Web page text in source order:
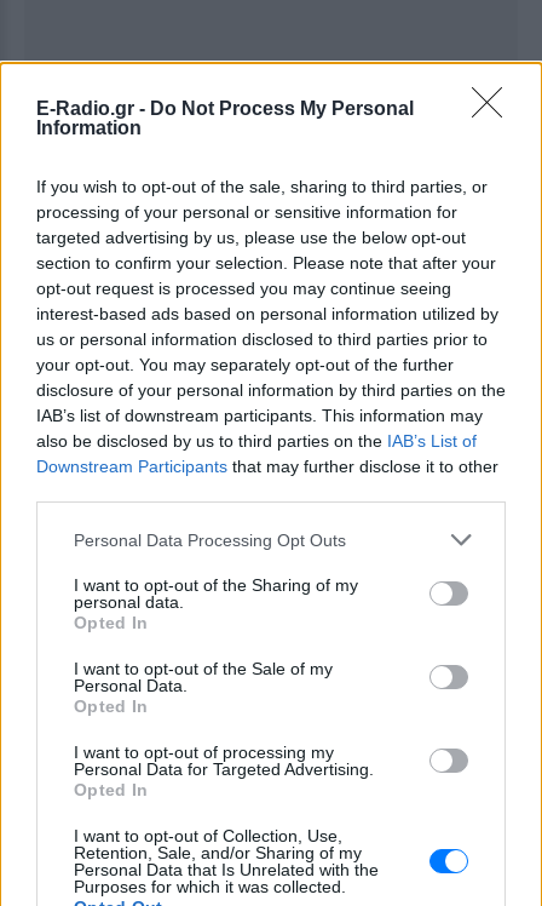
E-Radio.gr - Do Not Process My Personal
Information
If you wish to opt-out of the sale, sharing to third parties, or
processing of your personal or sensitive information for
targeted advertising by us, please use the below opt-out
section to confirm your selection. Please note that after your
opt-out request is processed you may continue seeing
interest-based ads based on personal information utilized by
us or personal information disclosed to third parties prior to
your opt-out. You may separately opt-out of the further
disclosure of your personal information by third parties on the
IAB’s list of downstream participants. This information may
also be disclosed by us to third parties on the IAB’s List of
Downstream Participants that may further disclose it to other
Personal Data Processing Opt Outs
I want to opt-out of the Sharing of my
personal data.
Opted In
I want to opt-out of the Sale of my
Personal Data.
Opted In
I want to opt-out of processing my
Personal Data for Targeted Advertising.
Opted In
I want to opt-out of Collection, Use,
Retention, Sale, and/or Sharing of my
Personal Data that Is Unrelated with the
Purposes for which it was collected.
Ακολουθήστε το E-Radio.gr στο Google News
και μάθετε πρώτοιτα πιο hot νέα.
Για ακόμη περισσότερανέα, μπείτε στηνροή
ειδήσεωντου E-Daily.gr